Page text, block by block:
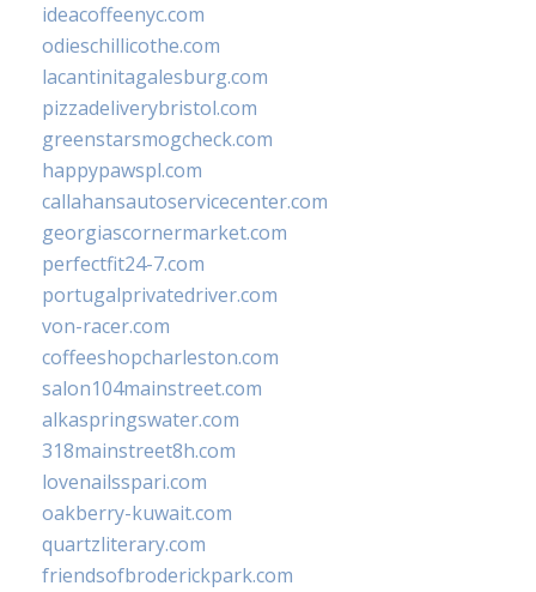
ideacoffeenyc.com
odieschillicothe.com
lacantinitagalesburg.com
pizzadeliverybristol.com
greenstarsmogcheck.com
happypawspl.com
callahansautoservicecenter.com
georgiascornermarket.com
perfectfit24-7.com
portugalprivatedriver.com
von-racer.com
coffeeshopcharleston.com
salon104mainstreet.com
alkaspringswater.com
318mainstreet8h.com
lovenailsspari.com
oakberry-kuwait.com
quartzliterary.com
friendsofbroderickpark.com